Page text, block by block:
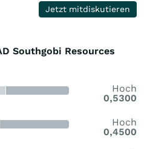
in Mongolia. Three PMAs
by the Company's wholly-
held by …
Jetzt mitdiskutieren
Southgobi Resources
Hoch
0,5300
Hoch
0,4500